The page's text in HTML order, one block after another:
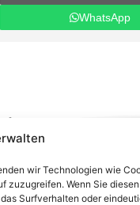
wir Technologien wie
zuzugreifen. Wenn Sie diesen
Surfverhalten oder
WhatsApp
Mini-